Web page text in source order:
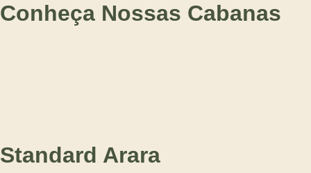
Conheça Nossas Cabanas
Standard Arara